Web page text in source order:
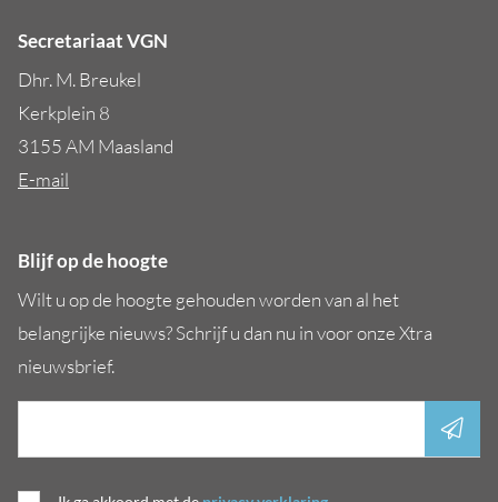
Secretariaat VGN
Dhr. M. Breukel
Kerkplein 8
3155 AM Maasland
E-mail
Blijf op de hoogte
Wilt u op de hoogte gehouden worden van al het
belangrijke nieuws? Schrijf u dan nu in voor onze Xtra
nieuwsbrief.